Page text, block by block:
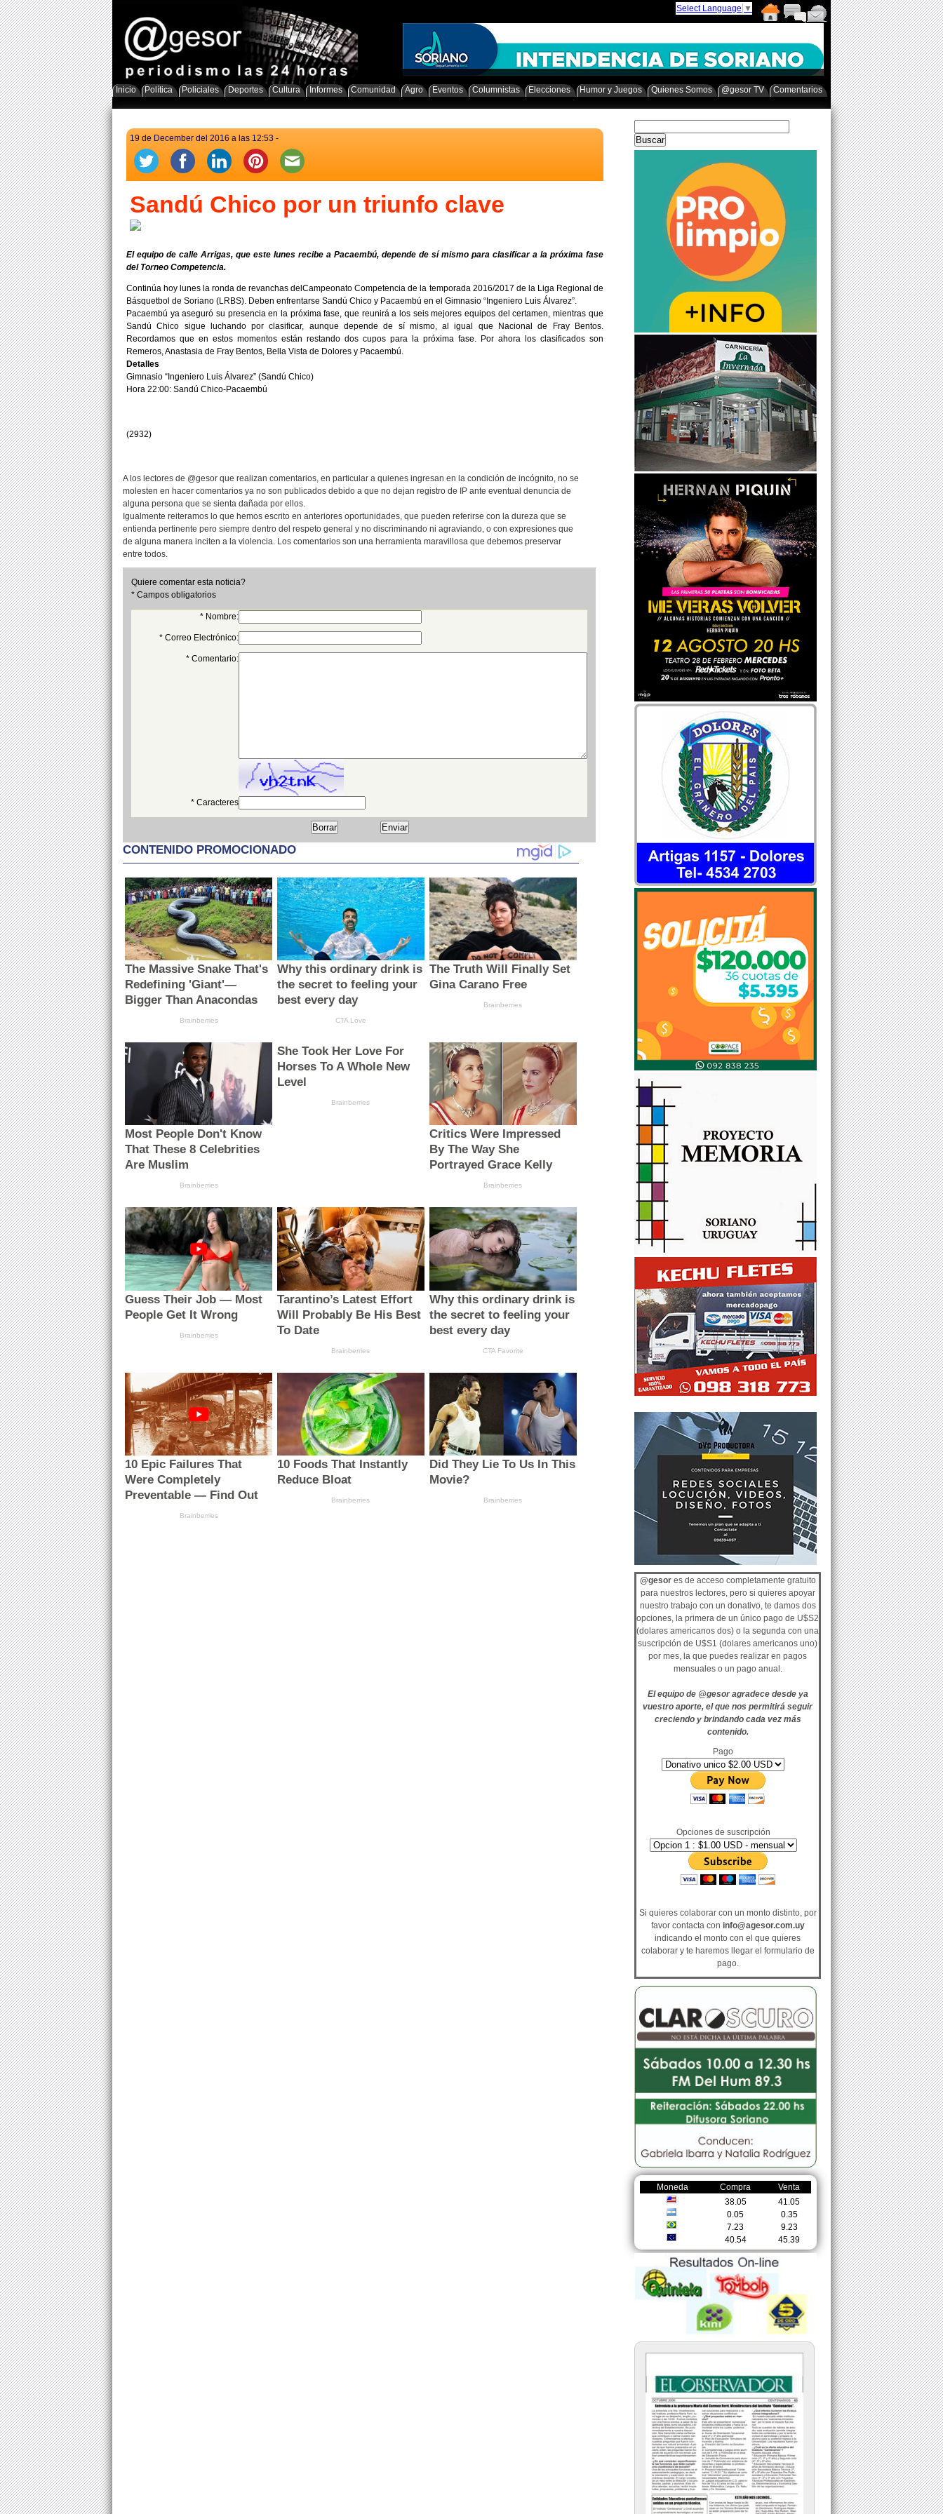
Select Language ▼
Inicio Política Policiales Deportes Cultura Informes Comunidad Agro Eventos Columnistas Elecciones Humor y Juegos Quienes Somos @gesor TV Comentarios
@gesores de acceso completamente gratuito
para nuestros lectores, pero si quieres apoyar
nuestro trabajo con un donativo, te damos dos
opciones, la primera de un único pago de U$S2
(dolares americanos dos) o la segunda con una
suscripción de U$S1 (dolares americanos uno)
por mes, la que puedes realizar en pagos
mensuales o un pago anual.
El equipo de @gesor agradece desde ya
vuestro aporte, el que nos permitirá seguir
creciendo y brindando cada vez más
contenido.
Pago
Opciones de suscripción
Si quieres colaborar con un monto distinto, por
favor contacta con info@agesor.com.uy
indicando el monto con el que quieres
colaborar y te haremos llegar el formulario de
pago.
Moneda Compra
Venta
38.05
41.05
0.05
0.35
7.23
9.23
40.54
45.39
19 de December del 2016 a las 12:53 -
Sandú Chico por un triunfo clave
El equipo de calle Arrigas, que este lunes recibe a Pacaembú, depende de sí mismo para clasificar a la próxima fase
del Torneo Competencia.
Continúa hoy lunes la ronda de revanchas delCampeonato Competencia de la temporada 2016/2017 de la Liga Regional de
Básquetbol de Soriano (LRBS). Deben enfrentarse Sandú Chico y Pacaembú en el Gimnasio “Ingeniero Luis Álvarez”.
Pacaembú ya aseguró su presencia en la próxima fase, que reunirá a los seis mejores equipos del certamen, mientras que
Sandú Chico sigue luchando por clasificar, aunque depende de sí mismo, al igual que Nacional de Fray Bentos.
Recordamos que en estos momentos están restando dos cupos para la próxima fase. Por ahora los clasificados son
Remeros, Anastasia de Fray Bentos, Bella Vista de Dolores y Pacaembú.
Detalles
Gimnasio “Ingeniero Luis Álvarez” (Sandú Chico)
Hora 22:00: Sandú Chico-Pacaembú
(2932)
A los lectores de @gesor que realizan comentarios, en particular a quienes ingresan en la condición de incógnito, no se
molesten en hacer comentarios ya no son publicados debido a que no dejan registro de IP ante eventual denuncia de
alguna persona que se sienta dañada por ellos.
Igualmente reiteramos lo que hemos escrito en anteriores oportunidades, que pueden referirse con la dureza que se
entienda pertinente pero siempre dentro del respeto general y no discriminando ni agraviando, o con expresiones que
de alguna manera inciten a la violencia. Los comentarios son una herramienta maravillosa que debemos preservar
entre todos.
Quiere comentar esta noticia?
* Campos obligatorios
* Nombre:
* Correo Electrónico:
* Comentario:
* Caracteres